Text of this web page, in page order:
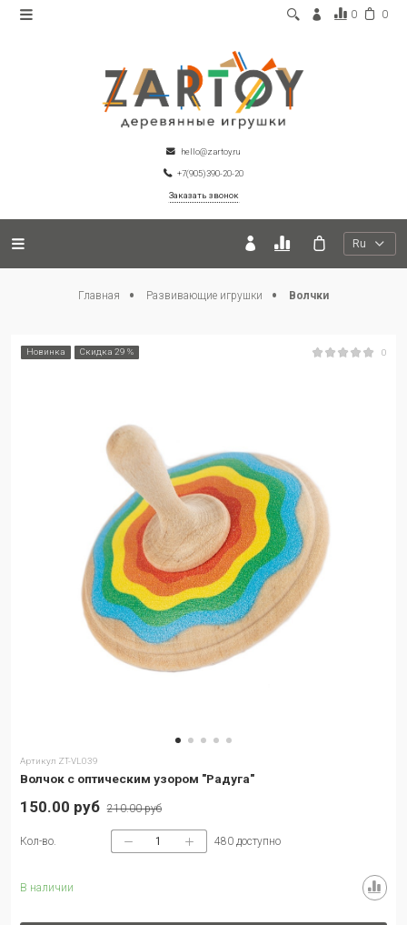
0 0
hello@zartoy.ru
+7(905)390-20-20
Заказать звонок
Ru
Главная Развивающие игрушки Волчки
Новинка Скидка 29 % 0
Артикул ZT-VL039
Волчок с оптическим узором "Радуга"
В наличии
150.00 руб 210.00 руб
Кол-во. 480 доступно